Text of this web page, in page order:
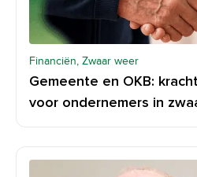
Financiën, Zwaar weer
Gemeente en OKB:
voor ondernemers in